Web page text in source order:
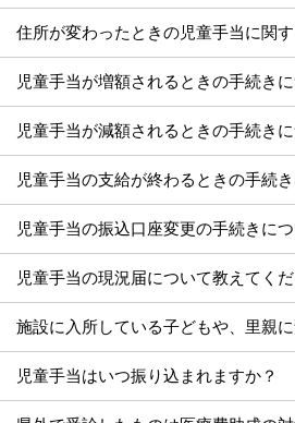
児童手当の現況届について教えてくだ
児童手当はいつ振り込まれますか？